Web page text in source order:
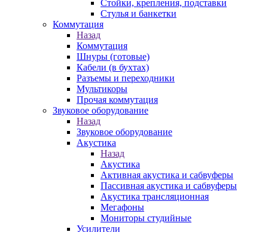
Стойки, крепления, подставки
Стулья и банкетки
Коммутация
Назад
Коммутация
Шнуры (готовые)
Кабели (в бухтах)
Разъемы и переходники
Мультикоры
Прочая коммутация
Звуковое оборудование
Назад
Звуковое оборудование
Акустика
Назад
Акустика
Активная акустика и сабвуферы
Пассивная акустика и сабвуферы
Акустика трансляционная
Мегафоны
Мониторы студийные
Усилители